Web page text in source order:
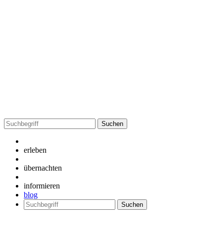
Suchen
nach:
erleben
übernachten
informieren
blog
Suchen
nach: